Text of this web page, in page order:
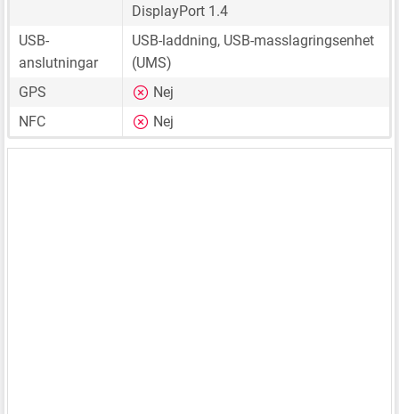
DisplayPort 1.4
USB-
anslutningar
USB-laddning, USB-masslagringsenhet
(UMS)
GPS
Nej
NFC
Nej